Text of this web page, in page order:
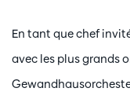
En tant que chef
avec les plus grands